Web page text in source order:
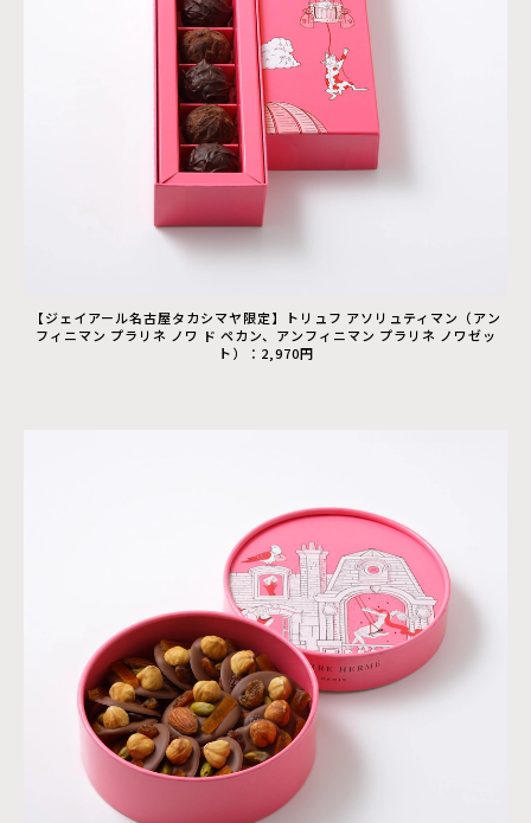
【ジェイアール名古屋タカシマヤ限定】トリュフ アソリュティマン（アン
フィニマン プラリネ ノワ ド ペカン、アンフィニマン プラリネ ノワゼッ
ト）：2,970円